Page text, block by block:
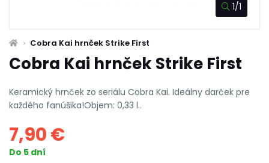
1/1
Cobra Kai hrnček Strike First
Cobra Kai hrnček Strike First
Keramický hrnček zo seriálu Cobra Kai. Ideálny darček pre
každého fanúšika!Objem: 0,33 l..
7,90 €
Do 5 dní